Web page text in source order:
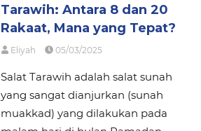
Tarawih: Antara 8 dan 20
Rakaat, Mana yang Tepat?
Eliyah 05/03/2025
Salat Tarawih adalah salat sunah
yang sangat dianjurkan (sunah
muakkad) yang dilakukan pada